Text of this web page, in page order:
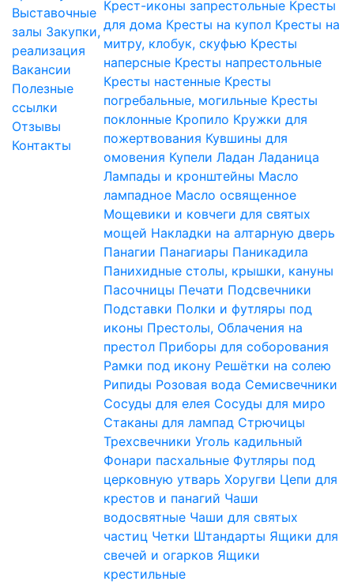
Выставочные
залы Закупки,
реализация
Вакансии
Полезные
ссылки
Отзывы
Контакты
Крест-иконы запрестольные Кресты
для дома Кресты на купол Кресты на
митру, клобук, скуфью Кресты
наперсные Кресты напрестольные
Кресты настенные Кресты
погребальные, могильные Кресты
поклонные Кропило Кружки для
пожертвования Кувшины для
омовения Купели Ладан Ладаница
Лампады и кронштейны Масло
лампадное Масло освященное
Мощевики и ковчеги для святых
мощей Накладки на алтарную дверь
Панагии Панагиары Паникадила
Панихидные столы, крышки, кануны
Пасочницы Печати Подсвечники
Подставки Полки и футляры под
иконы Престолы, Облачения на
престол Приборы для соборования
Рамки под икону Решётки на солею
Рипиды Розовая вода Семисвечники
Сосуды для елея Сосуды для миро
Стаканы для лампад Стрючицы
Трехсвечники Уголь кадильный
Фонари пасхальные Футляры под
церковную утварь Хоругви Цепи для
крестов и панагий Чаши
водосвятные Чаши для святых
частиц Четки Штандарты Ящики для
свечей и огарков Ящики
крестильные